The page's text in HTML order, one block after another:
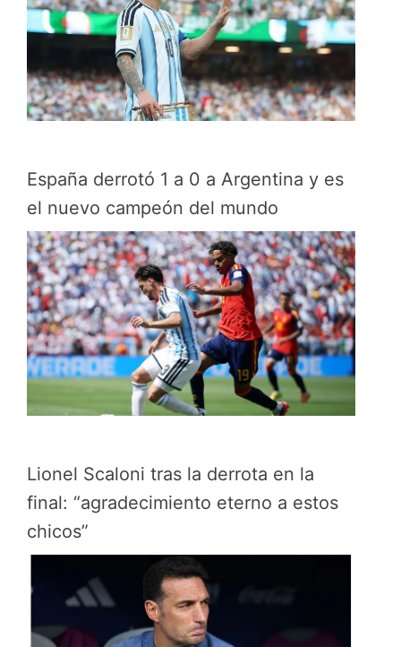
España derrotó 1 a 0 a Argentina y es
el nuevo campeón del mundo
Lionel Scaloni tras la derrota en la
final: “agradecimiento eterno a estos
chicos”